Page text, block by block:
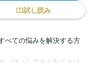
試し読み
べての悩みを解決する方
、けっしてそんなことは